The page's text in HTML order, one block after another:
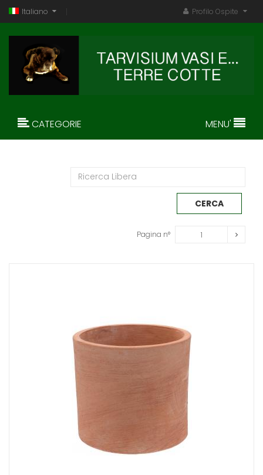
Italiano Profilo Ospite
CATEGORIE MENU'
Pagina n° 1